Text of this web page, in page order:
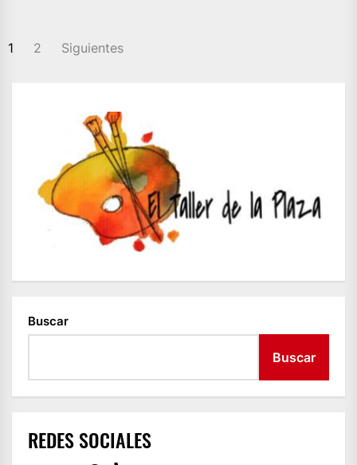
PAGINACIÓN
1 2 Siguientes
Buscar
Buscar
REDES SOCIALES